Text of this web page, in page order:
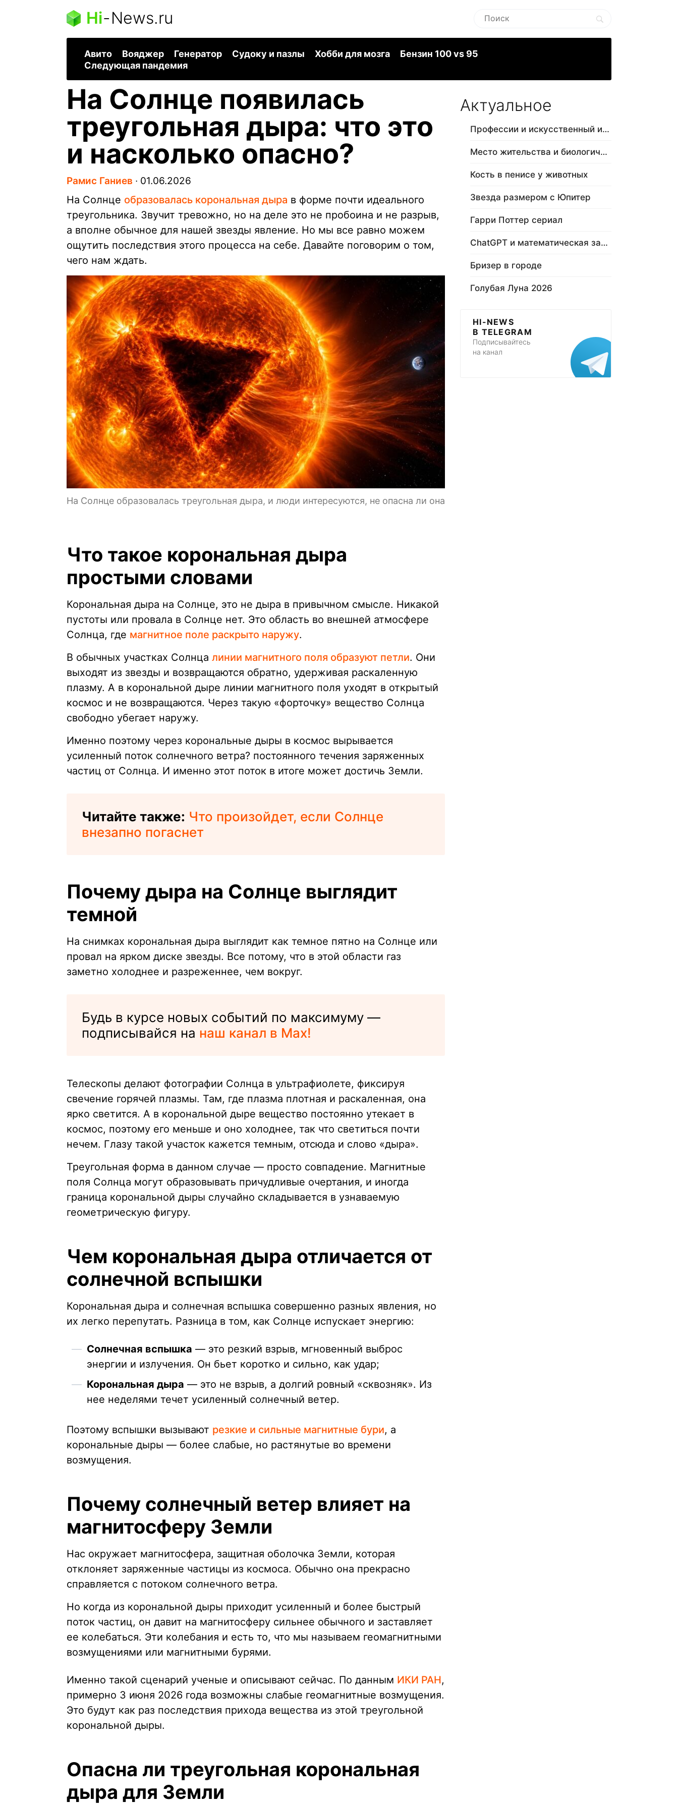
Hi-News.ru
Авито Вояджер Генератор Судоку и пазлы Хобби для мозга
Бензин 100 vs 95
Следующая пандемия
На Солнце появилась
треугольная дыра: что это
и насколько опасно?
Рамис Ганиев ∙ 01.06.2026
На Солнце образовалась корональная дыра в форме почти идеального
треугольника. Звучит тревожно, но на деле это не пробоина и не разрыв,
а вполне обычное для нашей звезды явление. Но мы все равно можем
ощутить последствия этого процесса на себе. Давайте поговорим о том,
чего нам ждать.
На Солнце образовалась треугольная дыра, и люди интересуются, не опасна ли она
Что такое корональная дыра
простыми словами
Корональная дыра на Солнце, это не дыра в привычном смысле. Никакой
пустоты или провала в Солнце нет. Это область во внешней атмосфере
Солнца, где магнитное поле раскрыто наружу.
В обычных участках Солнца линии магнитного поля образуют петли. Они
выходят из звезды и возвращаются обратно, удерживая раскаленную
плазму. А в корональной дыре линии магнитного поля уходят в открытый
космос и не возвращаются. Через такую «форточку» вещество Солнца
свободно убегает наружу.
Именно поэтому через корональные дыры в космос вырывается
усиленный поток солнечного ветра? постоянного течения заряженных
частиц от Солнца. И именно этот поток в итоге может достичь Земли.
Читайте также: Что произойдет, если Солнце
внезапно погаснет
Почему дыра на Солнце выглядит
темной
На снимках корональная дыра выглядит как темное пятно на Солнце или
провал на ярком диске звезды. Все потому, что в этой области газ
заметно холоднее и разреженнее, чем вокруг.
Будь в курсе новых событий по максимуму —
подписывайся на наш канал в Max!
Телескопы делают фотографии Солнца в ультрафиолете, фиксируя
свечение горячей плазмы. Там, где плазма плотная и раскаленная, она
ярко светится. А в корональной дыре вещество постоянно утекает в
космос, поэтому его меньше и оно холоднее, так что светиться почти
нечем. Глазу такой участок кажется темным, отсюда и слово «дыра».
Треугольная форма в данном случае — просто совпадение. Магнитные
поля Солнца могут образовывать причудливые очертания, и иногда
граница корональной дыры случайно складывается в узнаваемую
геометрическую фигуру.
Чем корональная дыра отличается от
солнечной вспышки
Корональная дыра и солнечная вспышка совершенно разных явления, но
их легко перепутать. Разница в том, как Солнце испускает энергию:
Солнечная вспышка — это резкий взрыв, мгновенный выброс
энергии и излучения. Он бьет коротко и сильно, как удар;
Корональная дыра — это не взрыв, а долгий ровный «сквозняк». Из
нее неделями течет усиленный солнечный ветер.
Поэтому вспышки вызывают резкие и сильные магнитные бури, а
корональные дыры — более слабые, но растянутые во времени
возмущения.
Почему солнечный ветер влияет на
магнитосферу Земли
Нас окружает магнитосфера, защитная оболочка Земли, которая
отклоняет заряженные частицы из космоса. Обычно она прекрасно
справляется с потоком солнечного ветра.
Но когда из корональной дыры приходит усиленный и более быстрый
поток частиц, он давит на магнитосферу сильнее обычного и заставляет
ее колебаться. Эти колебания и есть то, что мы называем геомагнитными
возмущениями или магнитными бурями.
Именно такой сценарий ученые и описывают сейчас. По данным ИКИ РАН,
примерно 3 июня 2026 года возможны слабые геомагнитные возмущения.
Это будут как раз последствия прихода вещества из этой треугольной
корональной дыры.
Опасна ли треугольная корональная
дыра для Земли
Актуальное
Профессии и искусственный интеллект
Место жительства и биологический в…
Кость в пенисе у животных
Звезда размером с Юпитер
Гарри Поттер сериал
ChatGPT и математическая задача
Бризер в городе
Голубая Луна 2026
HI-NEWS
В TELEGRAM
Подписывайтесь
на канал